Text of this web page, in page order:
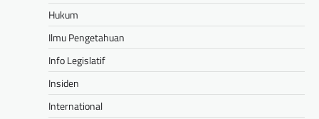
Hukum
Ilmu Pengetahuan
Info Legislatif
Insiden
International